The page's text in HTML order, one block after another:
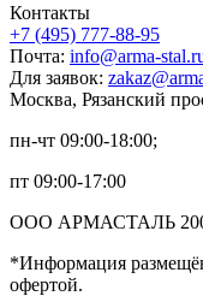
Контакты
+7 (495) 777-88-95
Почта: info@arma-
Для заявок:
Москва, Рязанский
пн-чт 09:00-18:00;
пт 09:00-17:00
ООО АРМАСТАЛЬ
*Информация
офертой.